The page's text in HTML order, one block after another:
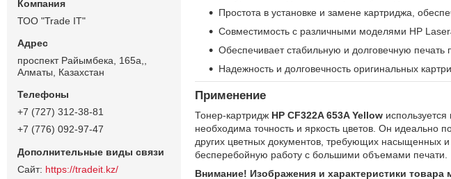
Простота в установке и замене картриджа,
Совместимость с различными моделями HP
Обеспечивает стабильную и долговечную печать
Надежность и долговечность оригинальных
Применение
Тонер-картридж HP CF322A 653A Yellow
необходима точность и яркость цветов. Он идеально
других цветных документов, требующих насыщенных и
бесперебойную работу с большими объемами печати.
Внимание! Изображения и характеристики товара
ТОО "Trade IT"
проспект Райымбека, 165а,,
Алматы, Казахстан
+7 (727) 312-38-81
+7 (776) 092-97-47
https://tradeit.kz/